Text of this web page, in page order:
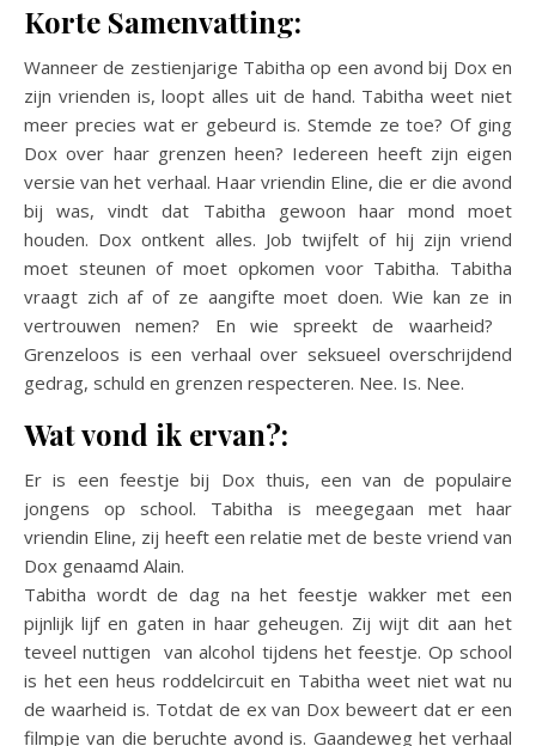
Korte Samenvatting:
Wanneer de zestienjarige Tabitha op een avond bij Dox en
zijn vrienden is, loopt alles uit de hand. Tabitha weet niet
meer precies wat er gebeurd is. Stemde ze toe? Of ging
Dox over haar grenzen heen? Iedereen heeft zijn eigen
versie van het verhaal. Haar vriendin Eline, die er die avond
bij was, vindt dat Tabitha gewoon haar mond moet
houden. Dox ontkent alles. Job twijfelt of hij zijn vriend
moet steunen of moet opkomen voor Tabitha. Tabitha
vraagt zich af of ze aangifte moet doen. Wie kan ze in
vertrouwen nemen? En wie spreekt de waarheid?
Grenzeloos is een verhaal over seksueel overschrijdend
gedrag, schuld en grenzen respecteren. Nee. Is. Nee.
Wat vond ik ervan?:
Er is een feestje bij Dox thuis, een van de populaire
jongens op school. Tabitha is meegegaan met haar
vriendin Eline, zij heeft een relatie met de beste vriend van
Dox genaamd Alain.
Tabitha wordt de dag na het feestje wakker met een
pijnlijk lijf en gaten in haar geheugen. Zij wijt dit aan het
teveel nuttigen van alcohol tijdens het feestje. Op school
is het een heus roddelcircuit en Tabitha weet niet wat nu
de waarheid is. Totdat de ex van Dox beweert dat er een
filmpje van die beruchte avond is. Gaandeweg het verhaal